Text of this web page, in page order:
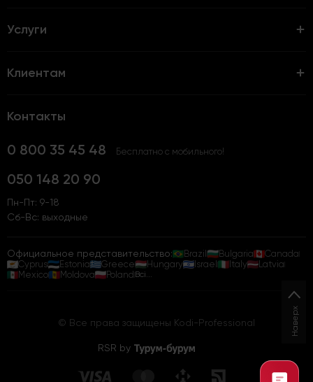
Услуги
Клиентам
Контакты
0 800 35 45 48 Бесплатно с мобильного!
050 148 20 90
Пн-Пт: 9-18
Сб-Вс: выходные
Официальное представительство: Brazil Bulgaria
Canada
Cyprus
Estonia Greece Hungary Israel Italy
Latvia
Mexico
Moldova Poland Всі...
© Все права защищены Kodi-Professional
RSR by
Наверх